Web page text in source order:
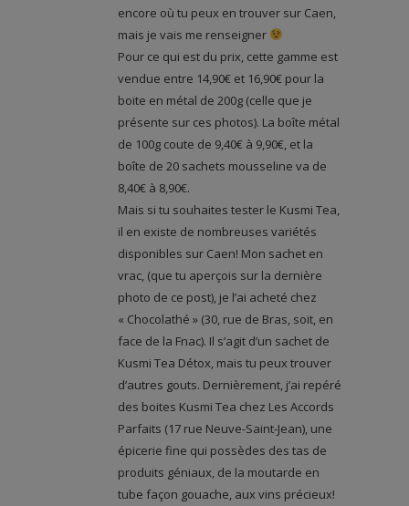
encore où tu peux en trouver sur Caen,
mais je vais me renseigner
Pour ce qui est du prix, cette gamme est
vendue entre 14,90€ et 16,90€ pour la
boite en métal de 200g (celle que je
présente sur ces photos). La boîte métal
de 100g coute de 9,40€ à 9,90€, et la
boîte de 20 sachets mousseline va de
8,40€ à 8,90€.
Mais si tu souhaites tester le Kusmi Tea,
il en existe de nombreuses variétés
disponibles sur Caen! Mon sachet en
vrac, (que tu aperçois sur la dernière
photo de ce post), je l’ai acheté chez
« Chocolathé » (30, rue de Bras, soit, en
face de la Fnac). Il s’agit d’un sachet de
Kusmi Tea Détox, mais tu peux trouver
d’autres gouts. Dernièrement, j’ai repéré
des boites Kusmi Tea chez Les Accords
Parfaits (17 rue Neuve-Saint-Jean), une
épicerie fine qui possèdes des tas de
produits géniaux, de la moutarde en
tube façon gouache, aux vins précieux!